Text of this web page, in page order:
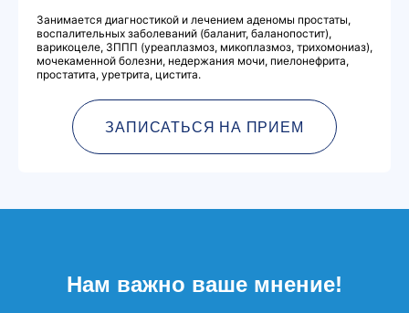
Занимается диагностикой и лечением аденомы простаты,
воспалительных заболеваний (баланит, баланопостит),
варикоцеле, ЗППП (уреаплазмоз, микоплазмоз, трихомониаз),
мочекаменной болезни, недержания мочи, пиелонефрита,
простатита, уретрита, цистита.
ЗАПИСАТЬСЯ НА ПРИЕМ
Нам важно ваше мнение!